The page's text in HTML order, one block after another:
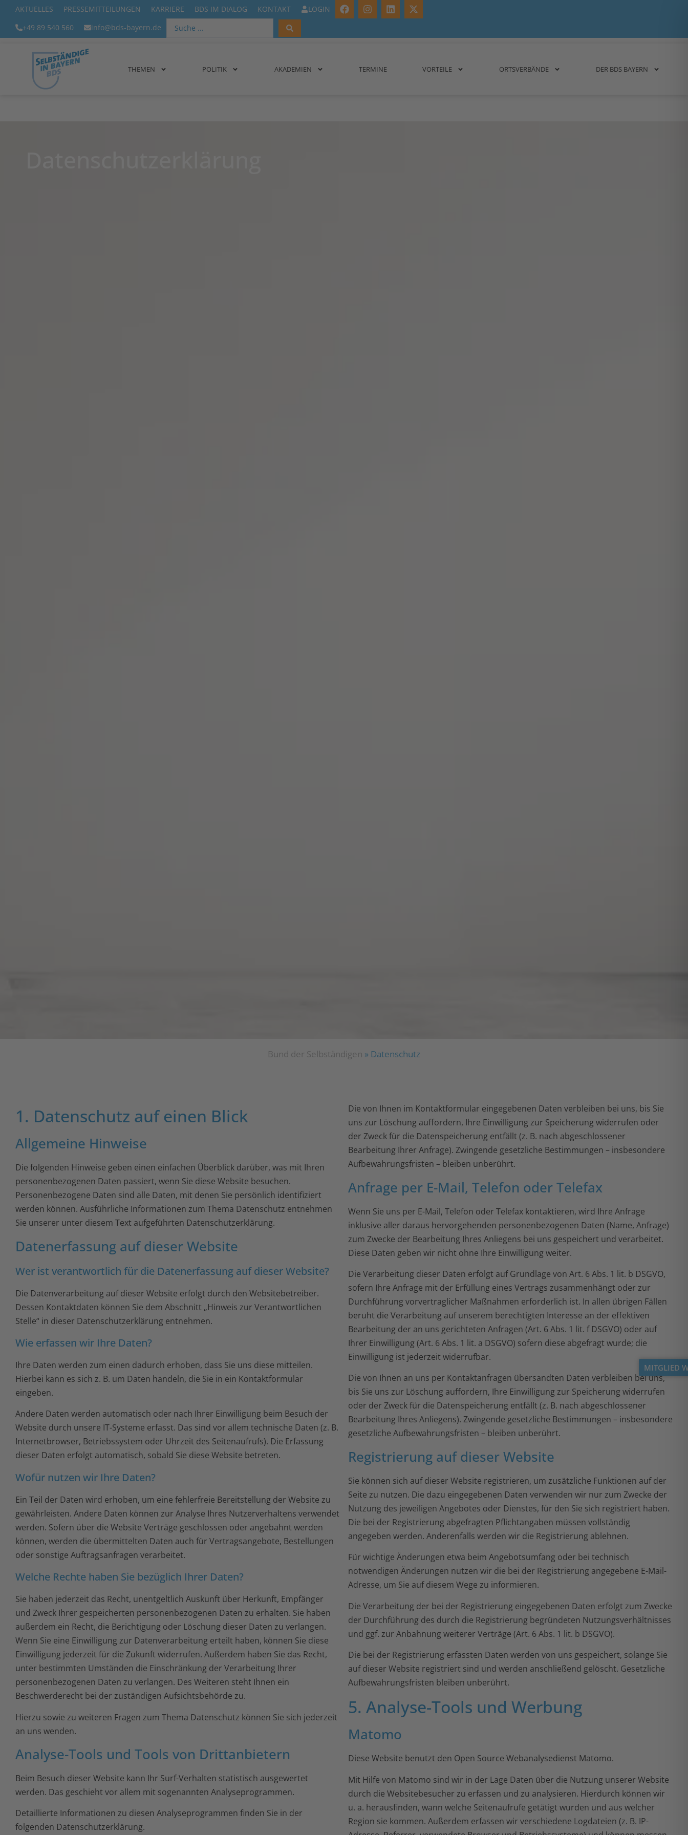
+49 89 540 560 info@bds-bayern.de
AKTUELLES PRESSEMITTEILUNGEN KARRIERE BDS IM DIALOG KONTAKT LOGIN
THEMEN POLITIK AKADEMIEN TERMINE VORTEILE ORTSVERBÄNDE DER BDS BAYERN
MITGLIED
Bund der Selbständigen » Datenschutz
1. Datenschutz auf einen Blick
Allgemeine Hinweise
Die folgenden Hinweise geben einen einfachen Überblick darüber, was mit Ihren
personenbezogenen Daten passiert, wenn Sie diese Website besuchen.
Personenbezogene Daten sind alle Daten, mit denen Sie persönlich identifiziert
werden können. Ausführliche Informationen zum Thema Datenschutz entnehmen
Sie unserer unter diesem Text aufgeführten Datenschutzerklärung.
Datenerfassung auf dieser Website
Wer ist verantwortlich für die Datenerfassung auf dieser Website?
Die Datenverarbeitung auf dieser Website erfolgt durch den Websitebetreiber.
Dessen Kontaktdaten können Sie dem Abschnitt „Hinweis zur Verantwortlichen
Stelle“ in dieser Datenschutzerklärung entnehmen.
Wie erfassen wir Ihre Daten?
Ihre Daten werden zum einen dadurch erhoben, dass Sie uns diese mitteilen.
Hierbei kann es sich z. B. um Daten handeln, die Sie in ein Kontaktformular
eingeben.
Andere Daten werden automatisch oder nach Ihrer Einwilligung beim Besuch der
Website durch unsere IT-Systeme erfasst. Das sind vor allem technische Daten (z. B.
Internetbrowser, Betriebssystem oder Uhrzeit des Seitenaufrufs). Die Erfassung
dieser Daten erfolgt automatisch, sobald Sie diese Website betreten.
Wofür nutzen wir Ihre Daten?
Ein Teil der Daten wird erhoben, um eine fehlerfreie Bereitstellung der Website zu
gewährleisten. Andere Daten können zur Analyse Ihres Nutzerverhaltens verwendet
werden. Sofern über die Website Verträge geschlossen oder angebahnt werden
können, werden die übermittelten Daten auch für Vertragsangebote, Bestellungen
oder sonstige Auftragsanfragen verarbeitet.
Welche Rechte haben Sie bezüglich Ihrer Daten?
Sie haben jederzeit das Recht, unentgeltlich Auskunft über Herkunft, Empfänger
und Zweck Ihrer gespeicherten personenbezogenen Daten zu erhalten. Sie haben
außerdem ein Recht, die Berichtigung oder Löschung dieser Daten zu verlangen.
Wenn Sie eine Einwilligung zur Datenverarbeitung erteilt haben, können Sie diese
Einwilligung jederzeit für die Zukunft widerrufen. Außerdem haben Sie das Recht,
unter bestimmten Umständen die Einschränkung der Verarbeitung Ihrer
personenbezogenen Daten zu verlangen. Des Weiteren steht Ihnen ein
Beschwerderecht bei der zuständigen Aufsichtsbehörde zu.
Hierzu sowie zu weiteren Fragen zum Thema Datenschutz können Sie sich jederzeit
an uns wenden.
Analyse-Tools und Tools von Dritt­anbietern
Beim Besuch dieser Website kann Ihr Surf-Verhalten statistisch ausgewertet
werden. Das geschieht vor allem mit sogenannten Analyseprogrammen.
Detaillierte Informationen zu diesen Analyseprogrammen finden Sie in der
folgenden Datenschutzerklärung.
Die von Ihnen im Kontaktformular eingegebenen Daten verbleiben bei uns, bis Sie
uns zur Löschung auffordern, Ihre Einwilligung zur Speicherung widerrufen oder
der Zweck für die Datenspeicherung entfällt (z. B. nach abgeschlossener
Bearbeitung Ihrer Anfrage). Zwingende gesetzliche Bestimmungen – insbesondere
Aufbewahrungsfristen – bleiben unberührt.
Anfrage per E-Mail, Telefon oder Telefax
Wenn Sie uns per E-Mail, Telefon oder Telefax kontaktieren, wird Ihre Anfrage
inklusive aller daraus hervorgehenden personenbezogenen Daten (Name, Anfrage)
zum Zwecke der Bearbeitung Ihres Anliegens bei uns gespeichert und verarbeitet.
Diese Daten geben wir nicht ohne Ihre Einwilligung weiter.
Die Verarbeitung dieser Daten erfolgt auf Grundlage von Art. 6 Abs. 1 lit. b DSGVO,
sofern Ihre Anfrage mit der Erfüllung eines Vertrags zusammenhängt oder zur
Durchführung vorvertraglicher Maßnahmen erforderlich ist. In allen übrigen Fällen
beruht die Verarbeitung auf unserem berechtigten Interesse an der effektiven
Bearbeitung der an uns gerichteten Anfragen (Art. 6 Abs. 1 lit. f DSGVO) oder auf
Ihrer Einwilligung (Art. 6 Abs. 1 lit. a DSGVO) sofern diese abgefragt wurde; die
Einwilligung ist jederzeit widerrufbar.
Die von Ihnen an uns per Kontaktanfragen übersandten Daten verbleiben bei uns,
bis Sie uns zur Löschung auffordern, Ihre Einwilligung zur Speicherung widerrufen
oder der Zweck für die Datenspeicherung entfällt (z. B. nach abgeschlossener
Bearbeitung Ihres Anliegens). Zwingende gesetzliche Bestimmungen – insbesondere
gesetzliche Aufbewahrungsfristen – bleiben unberührt.
Registrierung auf dieser Website
Sie können sich auf dieser Website registrieren, um zusätzliche Funktionen auf der
Seite zu nutzen. Die dazu eingegebenen Daten verwenden wir nur zum Zwecke der
Nutzung des jeweiligen Angebotes oder Dienstes, für den Sie sich registriert haben.
Die bei der Registrierung abgefragten Pflichtangaben müssen vollständig
angegeben werden. Anderenfalls werden wir die Registrierung ablehnen.
Für wichtige Änderungen etwa beim Angebotsumfang oder bei technisch
notwendigen Änderungen nutzen wir die bei der Registrierung angegebene E-Mail-
Adresse, um Sie auf diesem Wege zu informieren.
Die Verarbeitung der bei der Registrierung eingegebenen Daten erfolgt zum Zwecke
der Durchführung des durch die Registrierung begründeten Nutzungsverhältnisses
und ggf. zur Anbahnung weiterer Verträge (Art. 6 Abs. 1 lit. b DSGVO).
Die bei der Registrierung erfassten Daten werden von uns gespeichert, solange Sie
auf dieser Website registriert sind und werden anschließend gelöscht. Gesetzliche
Aufbewahrungsfristen bleiben unberührt.
5. Analyse-Tools und Werbung
Matomo
Diese Website benutzt den Open Source Webanalysedienst Matomo.
Mit Hilfe von Matomo sind wir in der Lage Daten über die Nutzung unserer Website
durch die Websitebesucher zu erfassen und zu analysieren. Hierdurch können wir
u. a. herausfinden, wann welche Seitenaufrufe getätigt wurden und aus welcher
Region sie kommen. Außerdem erfassen wir verschiedene Logdateien (z. B. IP-